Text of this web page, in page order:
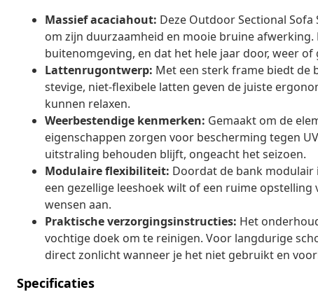
Massief acaciahout: Deze Outdoor Sectional
om zijn duurzaamheid en mooie bruine
buitenomgeving, en dat het hele jaar door, weer of
Lattenrugontwerp: Met een sterk frame biedt de
stevige, niet-flexibele latten geven de juiste
kunnen relaxen.
Weerbestendige kenmerken: Gemaakt om de
eigenschappen zorgen voor bescherming tegen
uitstraling behouden blijft, ongeacht het seizoen.
Modulaire flexibiliteit: Doordat de bank modulair
een gezellige leeshoek wilt of een ruime
wensen aan.
Praktische verzorgingsinstructies: Het
vochtige doek om te reinigen. Voor langdurige
direct zonlicht wanneer je het niet gebruikt en
Specificaties